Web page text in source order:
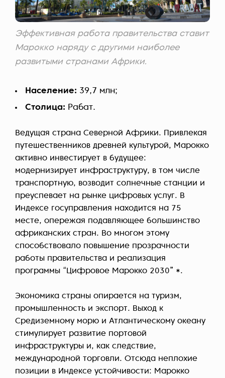
Эффективная работа правительства ставит
Марокко наряду с другими наиболее
развитыми странами Африки.
Население: 39,7 млн;
Столица: Рабат.
Ведущая страна Северной Африки. Привлекая
путешественников древней культурой, Марокко
активно инвестирует в будущее:
модернизирует инфраструктуру, в том числе
транспортную, возводит солнечные станции и
преуспевает на рынке цифровых услуг. В
Индексе госуправления находится на 75
месте, опережая подавляющее большинство
африканских стран. Во многом этому
способствовало повышение прозрачности
работы правительства и реализация
программы “Цифровое Марокко 2030” *.
Экономика страны опирается на туризм,
промышленность и экспорт. Выход к
Средиземному морю и Атлантическому океану
стимулирует развитие портовой
инфраструктуры и, как следствие,
международной торговли. Отсюда неплохие
позиции в Индексе устойчивости: Марокко